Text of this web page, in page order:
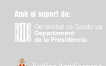
Amb el suport de: